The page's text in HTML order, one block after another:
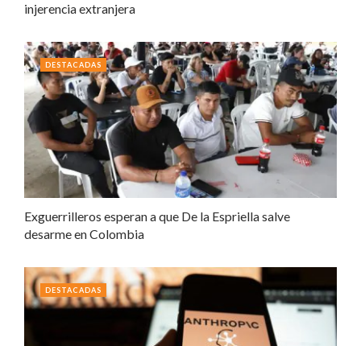
injerencia extranjera
Exguerrilleros esperan a que De la Espriella salve
desarme en Colombia
DESTACADAS
DESTACADAS